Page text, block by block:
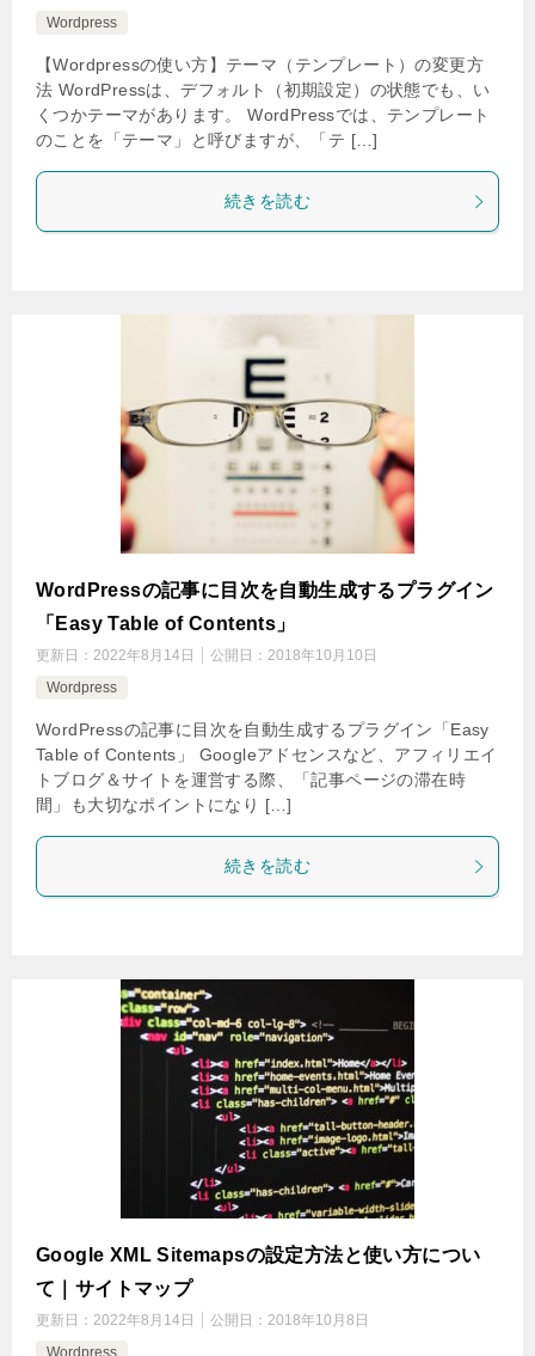
Wordpress
【Wordpressの使い方】テーマ（テンプレート）の変更方
法 WordPressは、デフォルト（初期設定）の状態でも、い
くつかテーマがあります。 WordPressでは、テンプレート
のことを「テーマ」と呼びますが、「テ […]
続きを読む
WordPressの記事に目次を自動生成するプラグイン
「Easy Table of Contents」
更新日： 2022年8月14日 公開日： 2018年10月10日
Wordpress
WordPressの記事に目次を自動生成するプラグイン「Easy
Table of Contents」 Googleアドセンスなど、アフィリエイ
トブログ＆サイトを運営する際、「記事ページの滞在時
間」も大切なポイントになり […]
続きを読む
Google XML Sitemapsの設定方法と使い方につい
て｜サイトマップ
更新日： 2022年8月14日 公開日： 2018年10月8日
Wordpress